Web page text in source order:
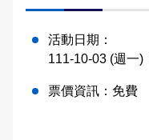
活動日期：
111-10-03 (週一)
票價資訊： 免費